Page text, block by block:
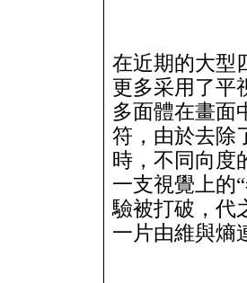
在近期的大型
更多采用了平
多面體在畫面
符，由於去除
時，不同向
一支視覺上的
驗被打破，代
一片由維與熵